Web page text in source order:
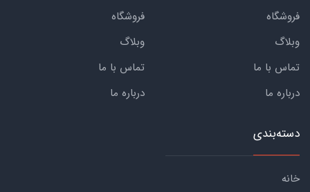
فروشگاه
وبلاگ
تماس با ما
درباره ما
فروشگاه
وبلاگ
تماس با ما
درباره ما
دسته‌بندی
خانه